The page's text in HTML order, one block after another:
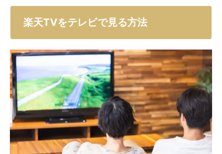
今までスマホから楽天TVを見てたけ
ど、テレビの大画面で野球の試合を
見てみたい！
画面が大きいテレビなら、映画やドラマをより臨場感た
っぷりに楽しめるだけでなく、家族や友人と一緒に視聴